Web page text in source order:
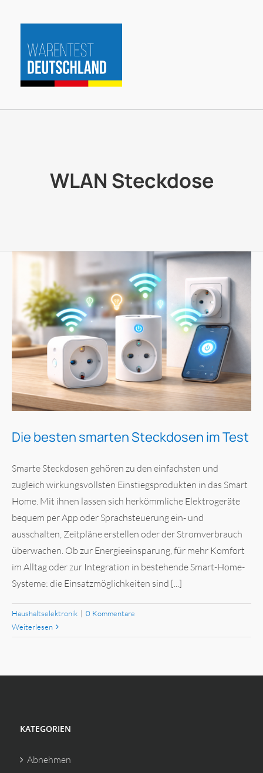
Inhalt
springen
WLAN Steckdose
Die besten smarten Steckdosen im Test
Smarte Steckdosen gehören zu den einfachsten und
zugleich wirkungsvollsten Einstiegsprodukten in das Smart
Home. Mit ihnen lassen sich herkömmliche Elektrogeräte
bequem per App oder Sprachsteuerung ein- und
ausschalten, Zeitpläne erstellen oder der Stromverbrauch
überwachen. Ob zur Energieeinsparung, für mehr Komfort
im Alltag oder zur Integration in bestehende Smart-Home-
Systeme: die Einsatzmöglichkeiten sind [...]
Haushaltselektronik | 0 Kommentare
Weiterlesen
KATEGORIEN
Abnehmen